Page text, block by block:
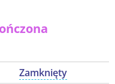
Zamknięty